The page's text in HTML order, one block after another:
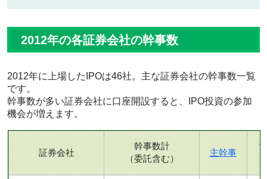
2012年の各証券会社の幹事数
2012年に上場したIPOは46社。主な証券会社の幹事数一覧
です。
幹事数が多い証券会社に口座開設すると、IPO投資の参加
機会が増えます。
証券会社
幹事数計
（委託含む）
主幹事